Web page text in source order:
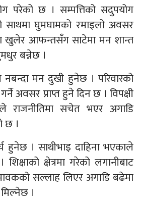
परेको छ । सम्पत्तिको सदुपयोग
साथमा घुमघामको रमाइलो अवसर
खुलेर आफन्तसँग साटेमा मन शान्त
बन्नेछ ।
मन दुखी हुनेछ । परिवारको
अवसर प्राप्त हुने दिन छ । विपक्षी
सचेत भएर अगाडि
छ ।
हुनेछ । साथीभाइ दाहिना भएकाले
क्षेत्रमा गरेको लगानीबाट
सल्लाह लिएर अगाडि बढेमा
।